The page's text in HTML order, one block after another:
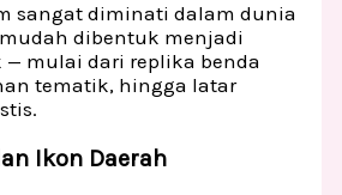
sangat diminati dalam dunia
dibentuk menjadi
— mulai dari replika benda
tematik, hingga latar
Ikon Daerah